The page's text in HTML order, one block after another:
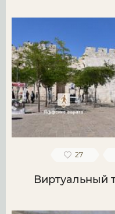
27
Виртуальный